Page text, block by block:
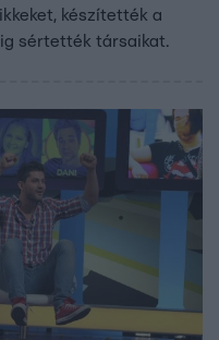
készítették a
sértették társaikat.